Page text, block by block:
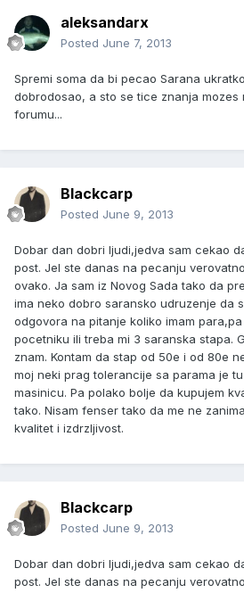
aleksandarx
Posted June 7, 2013
Spremi soma da bi pecao Sarana
dobrodosao, a sto se tice znanja mozes
forumu...
Blackcarp
Posted June 9, 2013
Dobar dan dobri ljudi,jedva sam cekao
post. Jel ste danas na pecanju
ovako. Ja sam iz Novog Sada tako da
ima neko dobro saransko udruzenje da
odgovora na pitanje koliko imam
pocetniku ili treba mi 3 saranska stapa.
znam. Kontam da stap od 50e i od 80e
moj neki prag tolerancije sa parama je
masinicu. Pa polako bolje da kupujem
tako. Nisam fenser tako da me ne
kvalitet i izdrzljivost.
Blackcarp
Posted June 9, 2013
Dobar dan dobri ljudi,jedva sam cekao
post. Jel ste danas na pecanju